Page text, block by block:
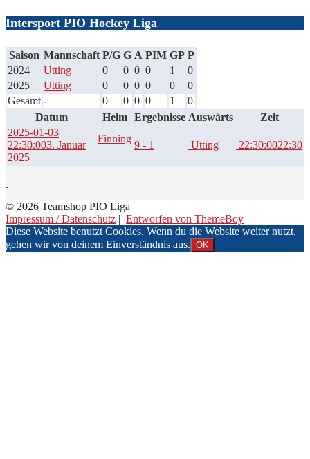
Intersport PIO Hockey Liga
Saison Mannschaft P/G G A PIM GP P
2024
Utting 0 0 0 0 1
0
2025
Utting 0 0 0 0 0
0
Gesamt - 0 0 0 0 1
0
Datum
Heim Ergebnisse Auswärts
Zeit
2025-01-03
22:30:003. Januar
2025
Finning
9 - 1 Utting 22:30:0022:30
© 2026 Teamshop PIO Liga
Impressum / Datenschutz | Entworfen von ThemeBoy
Diese Website benutzt Cookies. Wenn du die Website weiter nutzt,
gehen wir von deinem Einverständnis aus. OK